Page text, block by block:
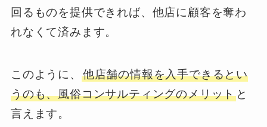
回るものを提供できれば、他店に顧客を奪わ
れなくて済みます。
このように、 他店舗の情報を入手できるとい
うのも、風俗コンサルティングのメリット と
言えます。